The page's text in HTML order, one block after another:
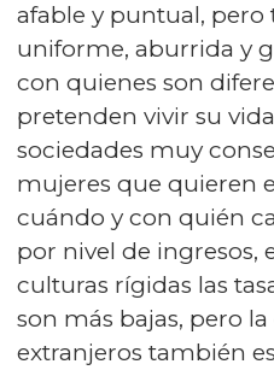
afable y puntual,
uniforme, aburrida y
con quienes son
pretenden vivir su
sociedades muy
mujeres que quieren
cuándo y con quién
por nivel de ingresos,
culturas rígidas las
son más bajas, pero
extranjeros también